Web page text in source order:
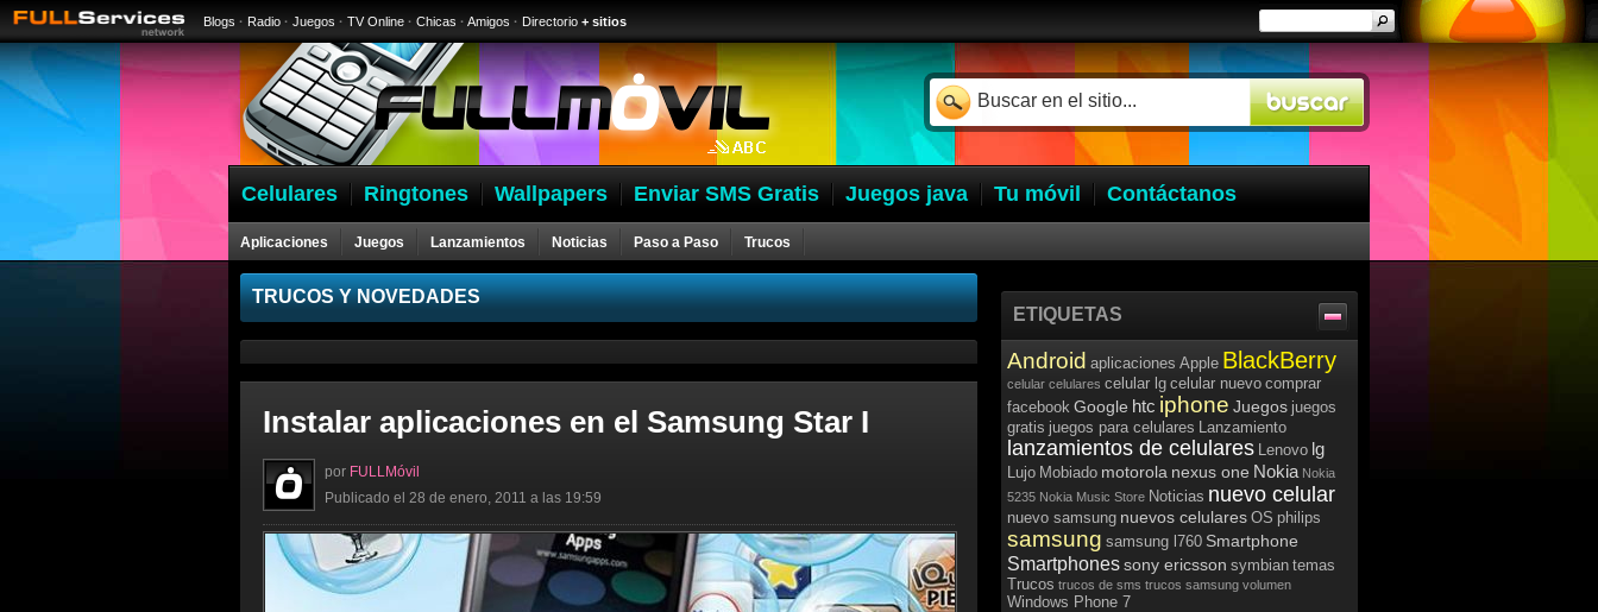
Blogs · Radio · Juegos · TV Online · Chicas · Amigos · Directorio + sitios
Celulares Ringtones Wallpapers Enviar SMS Gratis Juegos java Tu móvil Contáctanos
Aplicaciones Juegos Lanzamientos Noticias Paso a Paso Trucos
Celulares
TRUCOS Y NOVEDADES
Instalar aplicaciones en el Samsung Star I
por FULLMóvil
Publicado el 28 de enero, 2011 a las 19:59
ETIQUETAS
Android aplicaciones Apple BlackBerry
celular celulares celular lg celular nuevo comprar
facebook Google htc iphone Juegos juegos
gratis juegos para celulares Lanzamiento
lanzamientos de celulares Lenovo lg
Lujo Mobiado motorola nexus one Nokia Nokia
5235 Nokia Music Store Noticias nuevo celular
nuevo samsung nuevos celulares OS philips
samsung samsung l760 Smartphone
Smartphonessony ericsson symbian temas
Trucos trucos de sms trucos samsung volumen
Windows Phone 7